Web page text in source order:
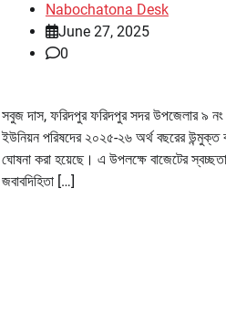
Nabochatona Desk
June 27, 2025
0
সবুজ দাস, ফরিদপুর ফরিদপুর সদর উপজেলার ৯ নং
ইউনিয়ন পরিষদের ২০২৫-২৬ অর্থ বছরের উন্মুক্ত
ঘোষনা করা হয়েছে। এ উপলক্ষে বাজেটের
জবাবদিহিতা […]